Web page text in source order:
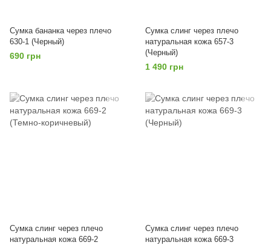
Сумка бананка через плечо
630-1 (Черный)
690 грн
Сумка слинг через плечо
натуральная кожа 657-3
(Черный)
1 490 грн
Сумка слинг через плечо
натуральная кожа 669-2
Сумка слинг через плечо
натуральная кожа 669-3